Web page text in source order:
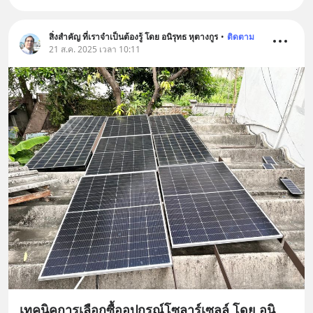
สิ่งสำคัญ ที่เราจำเป็นต้องรู้ โดย อนิรุทธ หุตางกูร • ติดตาม
21 ส.ค. 2025 เวลา 10:11
เทคนิคการเลือกซื้ออุปกรณ์โซลาร์เซลล์ โดย อนิ